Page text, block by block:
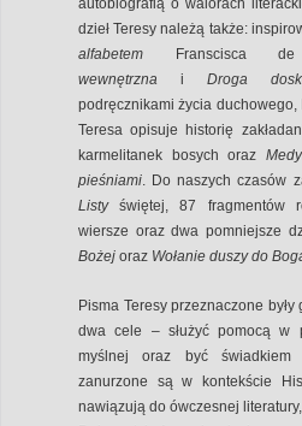
dzieł Teresy należą także:
alfabetem Franscisca
wewnętrzna i Droga
podręcznikami życia duchowego,
Teresa opisuje historię
karmelitanek bosych oraz
pieśniami . Do naszych czasów
Listyświętej, 87 fragmentów
wiersze oraz dwa pomniejsze
Bożej oraz Wołanie duszy do
Pisma Teresy przeznaczone były
dwa cele – służyć pomocą w
myślnej oraz być świadkiem
zanurzone są w kontekście
nawiązują do ówczesnej literatury,